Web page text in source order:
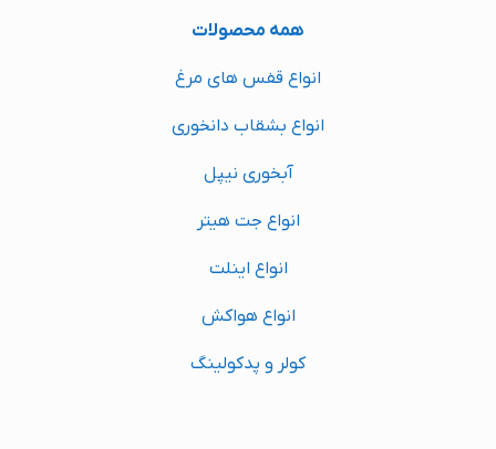
همه محصولات
انواع قفس های مرغ
انواع بشقاب دانخوری
آبخوری نیپل
انواع جت هیتر
انواع اینلت
انواع هواکش
کولر و پدکولینگ